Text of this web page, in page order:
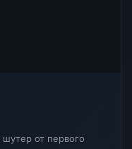
от первого